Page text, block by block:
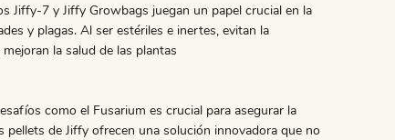
Jiffy-7 y Jiffy Growbags juegan un papel crucial en la
y plagas. Al ser estériles e inertes, evitan la
la salud de las plantas
como el Fusarium es crucial para asegurar la
de Jiffy ofrecen una solución innovadora que no